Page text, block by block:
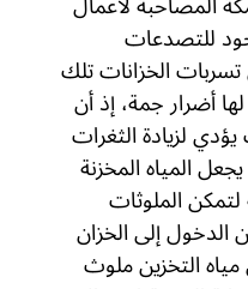
للتصدعات
الخزانات تلك
أضرار جمة، إذ أن
لزيادة الثغرات
المياه المخزنة
الملوثات
الدخول إلى الخزان
التخزين ملوث